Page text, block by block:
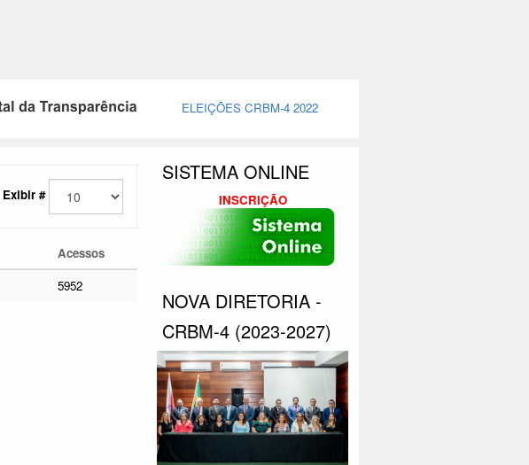
ELEIÇÕES CRBM-4 2022
Exibir #
Acessos
5952
SISTEMA ONLINE
INSCRIÇÃO
NOVA DIRETORIA -
CRBM-4 (2023-2027)